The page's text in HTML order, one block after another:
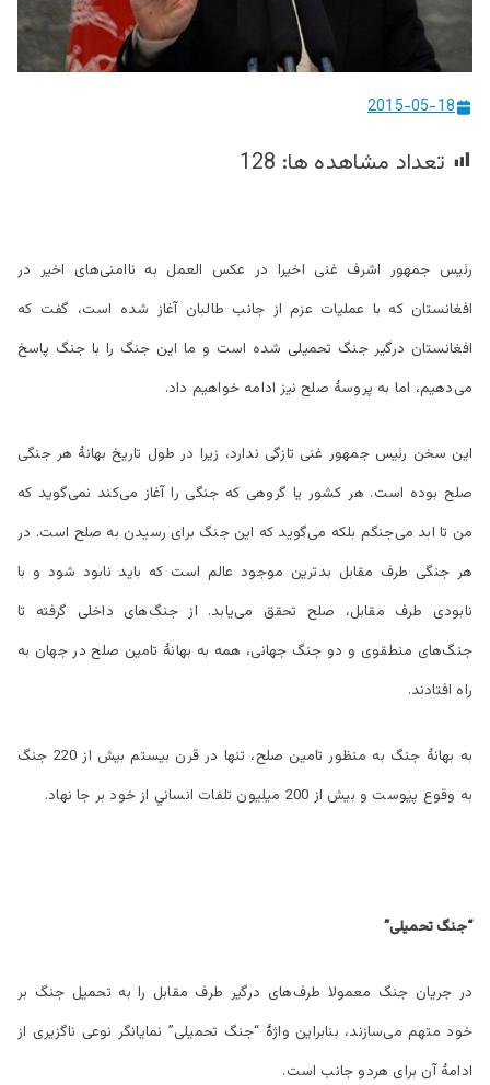
ییزو څېړنو
مرکز
2015-05-18
تعداد مشاهده ها: 128
رئیس جمهور اشرف غنی اخیرا در عکس العمل به ناامنی‌های اخیر در
افغانستان که با عملیات عزم از جانب طالبان آغاز شده است، گفت که
افغانستان درگیر جنگ تحمیلی شده است و ما این جنگ را با جنگ پاسخ
می‌دهیم، اما به پروسۀ صلح نیز ادامه خواهیم داد.
این سخن رئیس جمهور غنی تازگی ندارد، زیرا در طول تاریخ بهانۀ هر جنگی
صلح بوده است. هر کشور یا گروهی که جنگی را آغاز می‌کند نمی‌گوید که
من تا ابد می‌جنگم بلکه می‌گوید که این جنگ برای رسیدن به صلح است. در
هر جنگی طرف مقابل بدترین موجود عالم است که باید نابود شود و با
نابودی طرف مقابل، صلح تحقق می‌یابد. از جنگ‌های داخلی گرفته تا
جنگ‌های منطقوی و دو جنگ جهانی، همه به بهانۀ تامین صلح در جهان به
راه افتادند.
به بهانۀ جنگ به منظور تامین صلح، تنها در قرن بيستم بيش از 220 جنگ
به وقوع پيوست و بيش از 200 ميليون تلفات انساني از خود بر جا نهاد.
“جنگ تحمیلی”
در جریان جنگ معمولا طرف‌های درگیر طرف مقابل را به تحمیل جنگ بر
خود متهم می‌سازند، بنابراین واژۀ “جنگ تحمیلی” نمایانگر نوعی ناگزیری از
ادامۀ آن برای هردو جانب است.